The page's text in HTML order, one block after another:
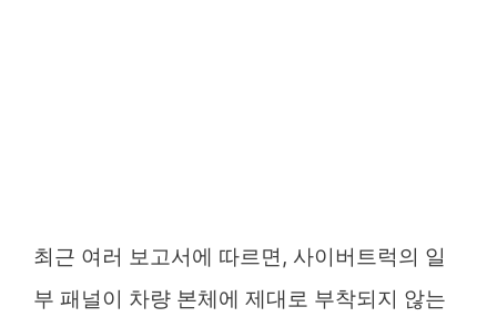
최근 여러 보고서에 따르면, 사이버트럭의 일
부 패널이 차량 본체에 제대로 부착되지 않는